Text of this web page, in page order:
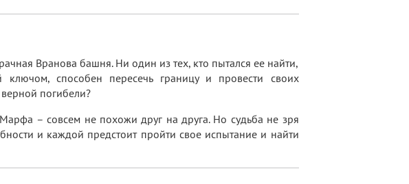
Вранова башня. Ни один из тех, кто пытался ее найти,
способен пересечь границу и провести своих
верной погибели?
– совсем не похожи друг на друга. Но судьба не зря
и каждой предстоит пройти свое испытание и найти